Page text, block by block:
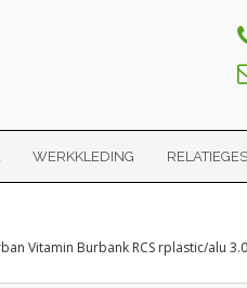
WERKKLEDING
Vitamin Burbank RCS rplastic/alu